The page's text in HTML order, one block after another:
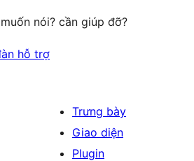
nói? cần giúp đỡ?
hỗ trợ
Trưng bày
Giao diện
Plugin